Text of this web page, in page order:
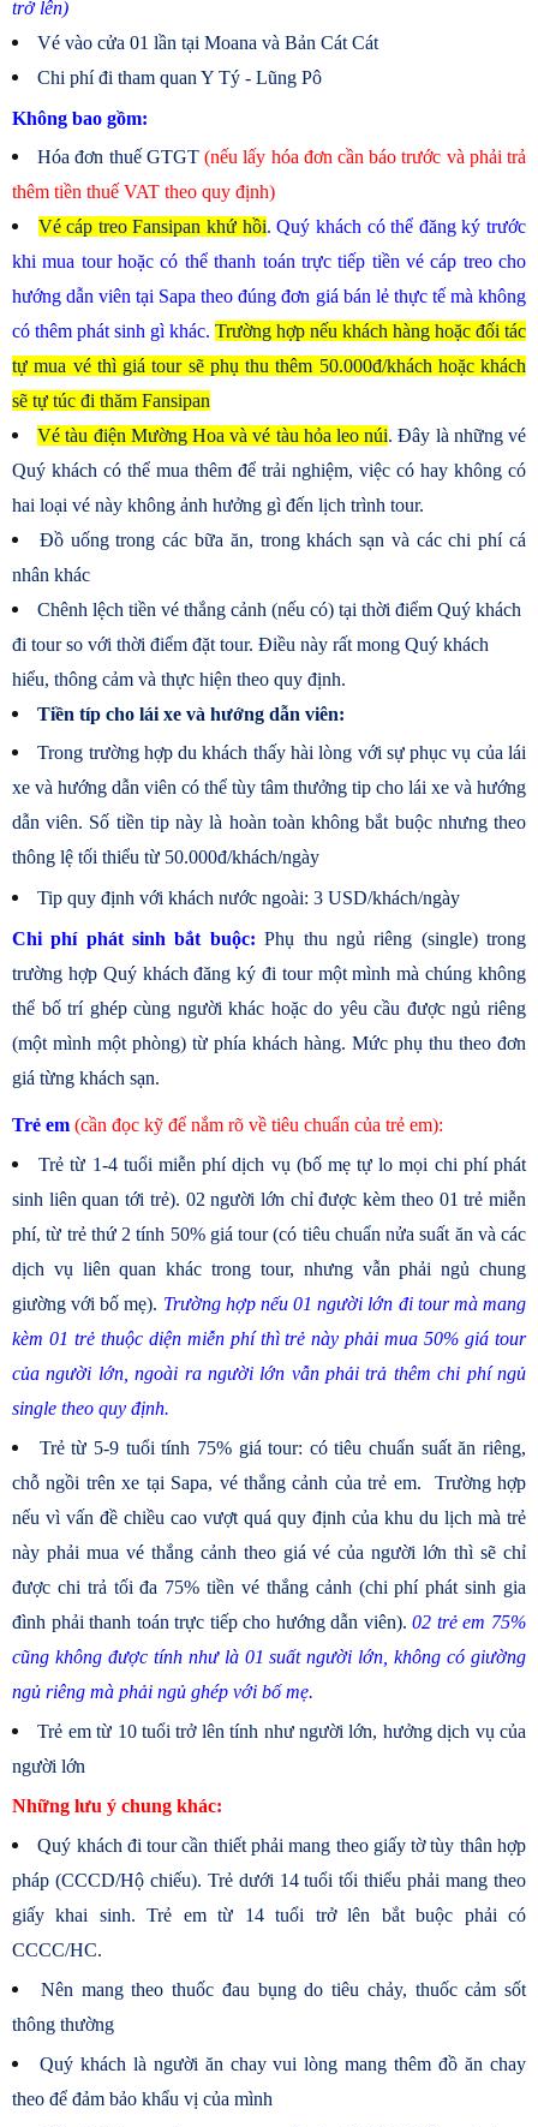
trở lên)
Vé vào cửa 01 lần tại Moana và Bản Cát Cát
Chi phí đi tham quan Y Tý - Lũng Pô
Không bao gồm:
Hóa đơn thuế GTGT(nếu lấy hóa đơn cần báo trước và phải trả
thêm tiền thuế VAT theo quy định)
Vé cáp treo Fansipan khứ hồi.Quý khách có thể đăng ký trước
khi mua tour hoặc có thể thanh toán trực tiếp tiền vé cáp treo cho
hướng dẫn viên tại Sapa theo đúng đơn giá bán lẻ thực tế mà không
có thêm phát sinh gì khác. Trường hợp nếu khách hàng hoặc đối tác
tự mua vé thì giá tour sẽ phụ thu thêm 50.000đ/khách hoặc khách
sẽ tự túc đi thăm Fansipan
Vé tàu điện Mường Hoa và vé tàu hỏa leo núi. Đây là những vé
Quý khách có thể mua thêm để trải nghiệm, việc có hay không có
hai loại vé này không ảnh hưởng gì đến lịch trình tour.
Đồ uống trong các bữa ăn, trong khách sạn và các chi phí cá
nhân khác
Chênh lệch tiền vé thắng cảnh (nếu có) tại thời điểm Quý khách
đi tour so với thời điểm đặt tour. Điều này rất mong Quý khách
hiểu, thông cảm và thực hiện theo quy định.
Tiền típ cho lái xe và hướng dẫn viên:
Trong trường hợp du khách thấy hài lòng với sự phục vụ của lái
xe và hướng dẫn viên có thể tùy tâm thưởng tip cho lái xe và hướng
dẫn viên. Số tiền tip này là hoàn toàn không bắt buộc nhưng theo
thông lệ tối thiểu từ 50.000đ/khách/ngày
Tip quy định với khách nước ngoài: 3 USD/khách/ngày
Chi phí phát sinh bắt buộc:Phụ thu ngủ riêng (single) trong
trường hợp Quý khách đăng ký đi tour một mình mà chúng không
thể bố trí ghép cùng người khác hoặc do yêu cầu được ngủ riêng
(một mình một phòng) từ phía khách hàng. Mức phụ thu theo đơn
giá từng khách sạn.
Trẻ em (cần đọc kỹ để nắm rõ về tiêu chuẩn của trẻ em):
Trẻ từ 1-4 tuổi miễn phí dịch vụ (bố mẹ tự lo mọi chi phí phát
sinh liên quan tới trẻ). 02 người lớn chỉ được kèm theo 01 trẻ miễn
phí, từ trẻ thứ 2 tính 50% giá tour (có tiêu chuẩn nửa suất ăn và các
dịch vụ liên quan khác trong tour, nhưng vẫn phải ngủ chung
giường với bố mẹ). Trường hợp nếu 01 người lớn đi tour mà mang
kèm 01 trẻ thuộc diện miễn phí thì trẻ này phải mua 50% giá tour
của người lớn, ngoài ra người lớn vẫn phải trả thêm chi phí ngủ
single theo quy định.
Trẻ từ 5-9 tuổi tính 75% giá tour: có tiêu chuẩn suất ăn riêng,
chỗ ngồi trên xe tại Sapa, vé thắng cảnh của trẻ em. Trường hợp
nếu vì vấn đề chiều cao vượt quá quy định của khu du lịch mà trẻ
này phải mua vé thắng cảnh theo giá vé của người lớn thì sẽ chỉ
được chi trả tối đa 75% tiền vé thắng cảnh (chi phí phát sinh gia
đình phải thanh toán trực tiếp cho hướng dẫn viên).02 trẻ em 75%
cũng không được tính như là 01 suất người lớn, không có giường
ngủ riêng mà phải ngủ ghép với bố mẹ.
Trẻ em từ 10 tuổi trở lên tính như người lớn, hưởng dịch vụ của
người lớn
Những lưu ý chung khác:
Quý khách đi tour cần thiết phải mang theo giấy tờ tùy thân hợp
pháp (CCCD/Hộ chiếu). Trẻ dưới 14 tuổi tối thiểu phải mang theo
giấy khai sinh. Trẻ em từ 14 tuổi trở lên bắt buộc phải có
CCCC/HC.
Nên mang theo thuốc đau bụng do tiêu chảy, thuốc cảm sốt
thông thường
Quý khách là người ăn chay vui lòng mang thêm đồ ăn chay
theo để đảm bảo khẩu vị của mình